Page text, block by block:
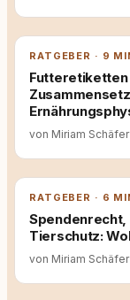
RATGEBER · 9
von Miriam Schäfer
RATGEBER · 6
Spendenrecht,
Tierschutz:
von Miriam Schäfer